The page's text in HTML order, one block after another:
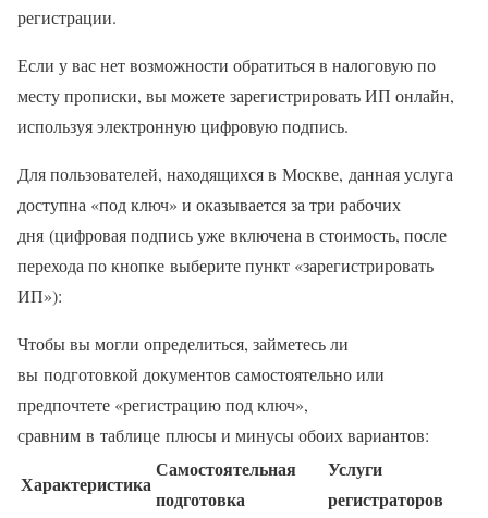
регистрации.
Если у вас нет возможности обратиться в налоговую по
месту прописки, вы можете зарегистрировать ИП онлайн,
используя электронную цифровую подпись.
Для пользователей, находящихся в Москве, данная услуга
доступна «под ключ» и оказывается за три рабочих
дня (цифровая подпись уже включена в стоимость, после
перехода по кнопке выберите пункт «зарегистрировать
ИП»):
Чтобы вы могли определиться, займетесь ли
вы подготовкой документов самостоятельно или
предпочтете «регистрацию под ключ»,
сравним в таблице плюсы и минусы обоих вариантов:
Характеристика
Самостоятельная
подготовка
Услуги
регистраторов